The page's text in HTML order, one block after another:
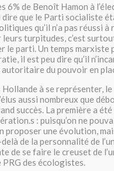
6% de Benoît Hamon à
dire que le Parti socialiste
qu’il n’a pas réussi
turpitudes, c’est
le parti. Un temps
il est peu dire qu’il
du pouvoir en
à se représenter,
aussi nombreux que
succès. La première a été
: puisqu’on ne
proposer une évolution,
de la personnalité de
de se faire le creuset de
des écologistes.